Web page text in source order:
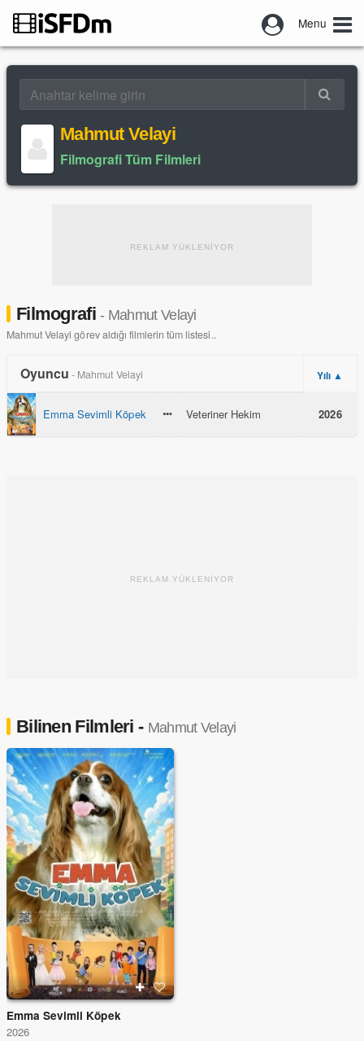
Menu
Mahmut Velayi
Filmografi Tüm Filmleri
REKLAM YÜKLENİYOR
Filmografi- Mahmut Velayi
Mahmut Velayi görev aldığı filmlerin tüm listesi..
Oyuncu - Mahmut Velayi Yılı ▲
Emma Sevimli Köpek Veteriner Hekim 2026
REKLAM YÜKLENİYOR
Bilinen Filmleri - Mahmut Velayi
Emma Sevimli Köpek
2026